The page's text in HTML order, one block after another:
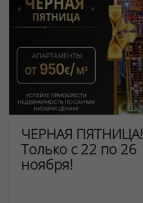
ЧЕРНАЯ ПЯТНИЦА!
Только с 22 по 26
ноября!